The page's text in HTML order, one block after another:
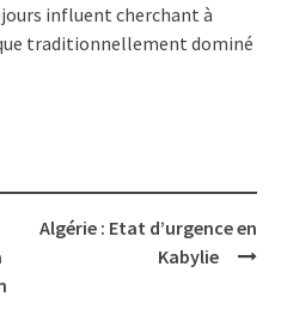
influent cherchant à
traditionnellement dominé
Algérie : Etat d’urgence en
Kabylie